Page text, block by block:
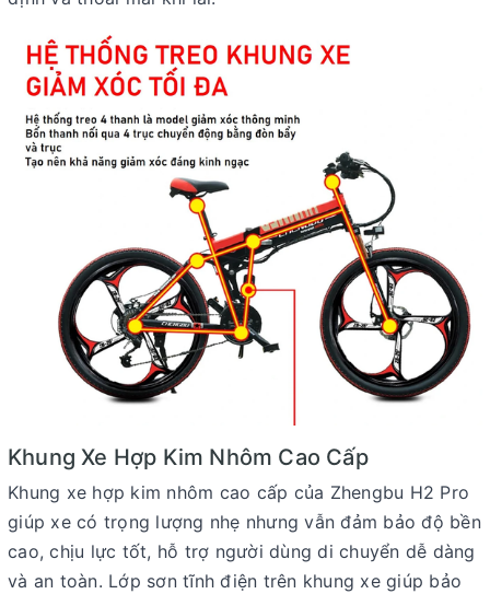
Khung Xe Hợp Kim Nhôm Cao Cấp
Khung xe hợp kim nhôm cao cấp của Zhengbu H2 Pro
giúp xe có trọng lượng nhẹ nhưng vẫn đảm bảo độ bền
cao, chịu lực tốt, hỗ trợ người dùng di chuyển dễ dàng
và an toàn. Lớp sơn tĩnh điện trên khung xe giúp bảo